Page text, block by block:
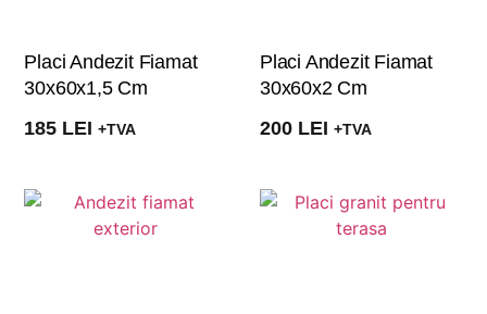
Placi Andezit Fiamat
30x60x1,5 Cm
185 LEI +TVA
Placi Andezit Fiamat
30x60x2 Cm
200 LEI +TVA